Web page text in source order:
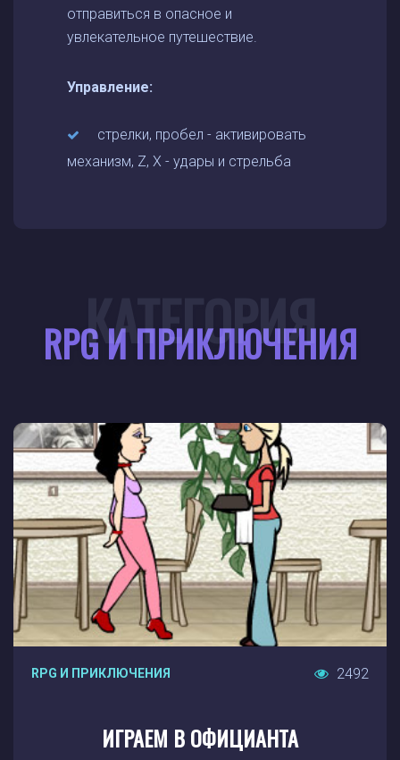
отправиться в опасное и
увлекательное путешествие.
Управление:
стрелки, пробел - активировать
механизм, Z, X - удары и стрельба
RPG И ПРИКЛЮЧЕНИЯ
КАТЕГОРИЯ
RPG И ПРИКЛЮЧЕНИЯ 2492
ИГРАЕМ В ОФИЦИАНТА